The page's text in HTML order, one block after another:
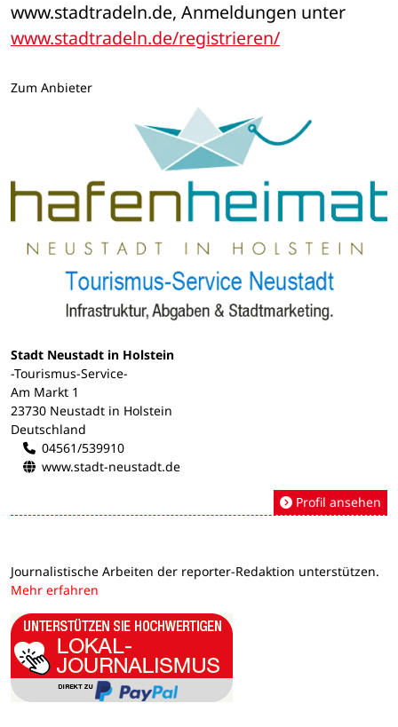
www.stadtradeln.de/registrieren/
Zum Anbieter
Stadt Neustadt in Holstein
-Tourismus-Service-
Am Markt 1
23730 Neustadt in Holstein
Deutschland
04561/539910
www.stadt-neustadt.de
Profil ansehen
Journalistische Arbeiten der reporter-Redaktion unterstützen.
Mehr erfahren